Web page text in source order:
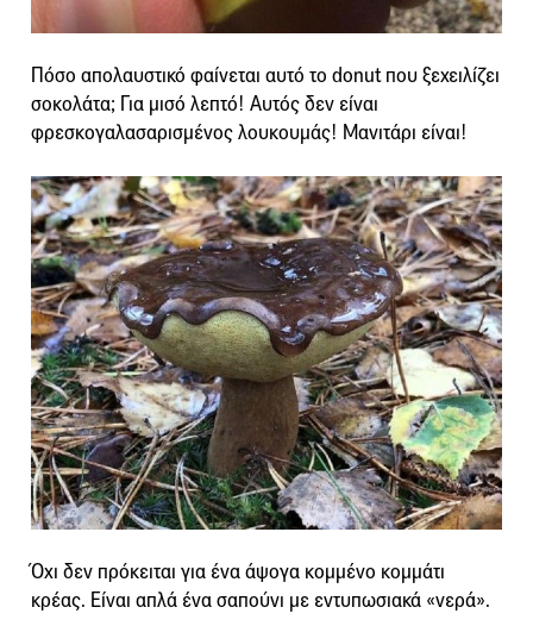
Πόσο απολαυστικό φαίνεται αυτό το donut που ξεχειλίζει
σοκολάτα; Για μισό λεπτό! Αυτός δεν είναι
φρεσκογαλασαρισμένος λουκουμάς! Μανιτάρι είναι!
Όχι δεν πρόκειται για ένα άψογα κομμένο κομμάτι
κρέας. Είναι απλά ένα σαπούνι με εντυπωσιακά «νερά».